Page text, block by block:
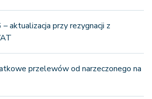
aktualizacja przy rezygnacji z
przelewów od narzeczonego na